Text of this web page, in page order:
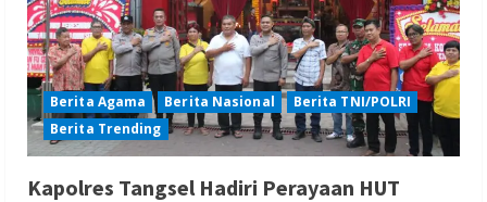
Berita Agama Berita Nasional
Berita TNI/POLRI
Berita Trending
Kapolres Tangsel Hadiri Perayaan HUT